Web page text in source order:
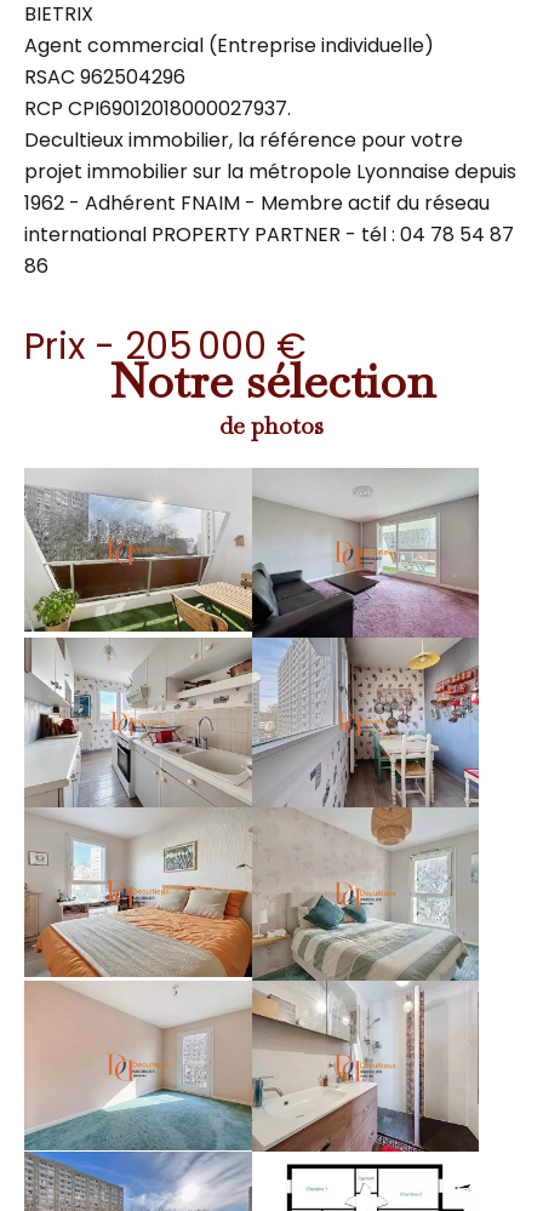
BIETRIX
Agent commercial (Entreprise individuelle)
RSAC 962504296
RCP CPI69012018000027937.
Decultieux immobilier, la référence pour votre
projet immobilier sur la métropole Lyonnaise depuis
1962 - Adhérent FNAIM - Membre actif du réseau
international PROPERTY PARTNER - tél : 04 78 54 87
86
Prix - 205 000 €
Notre sélection
de photos